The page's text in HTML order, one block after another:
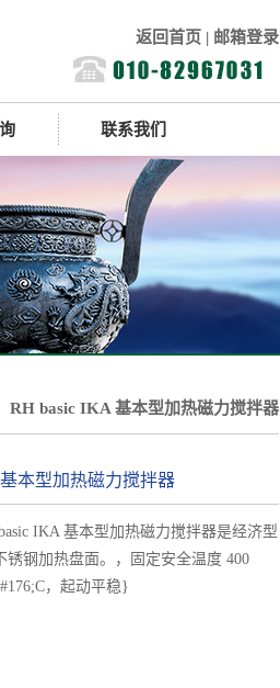
返回首页 | 邮箱登录
联系我们
basic IKA 基本型加热磁力搅拌器
本型加热磁力搅拌器
IKA 基本型加热磁力搅拌器是经济型
锈钢加热盘面。，固定安全温度 400
，起动平稳}